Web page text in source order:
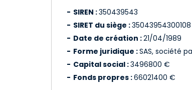
SIREN :350439543
SIRET du siège :35043954300108
Date de création :21/04/1989
Forme juridique :SAS, société
Capital social :3496800 €
Fonds propres :66021400 €